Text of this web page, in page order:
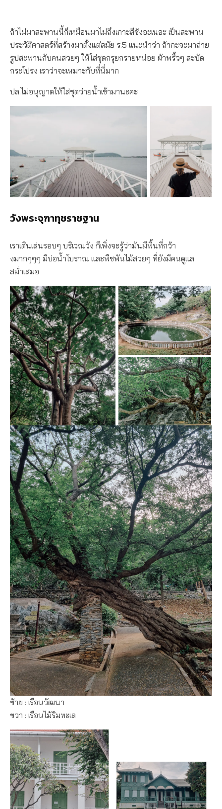
ถ้าไม่มาสะพานนี้ก็เหมือนมาไม่ถึงเกาะสีชังอะเนอะ เป็นสะพาน
ประวัติศาสตร์ที่สร้างมาตั้งแต่สมัย ร.5 แนะนำว่า ถ้ากะจะมาถ่าย
รูปสะพานกับคนสวยๆ ให้ใส่ชุดกรุยกรายหน่อย ผ้าพริ้วๆ สะบัด
กระโปรง เราว่าจะเหมาะกับที่นี่มาก
ปล.ไม่อนุญาตให้ใส่ชุดว่ายน้ำเข้ามานะคะ
วังพระจุฑาทุชราชฐาน
เราเดินเล่นรอบๆ บริเวณวัง ก็เพิ่งจะรู้ว่ามันมีพื้นที่กว้า
งมากๆๆๆ มีบ่อน้ำโบราณ และพืชพันไม้สวยๆ ที่ยังมีคนดูแล
สม่ำเสมอ
ซ้าย : เรือนวัฒนา
ขวา : เรือนไม้ริมทะเล